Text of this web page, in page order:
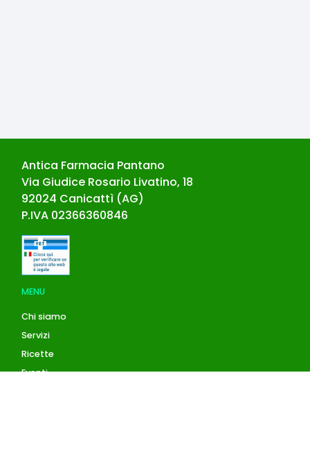
Antica Farmacia Pantano
Via Giudice Rosario Livatino, 18
92024 Canicattì (AG)
P.IVA 02366360846
MENU
Chi siamo
Servizi
Ricette
Eventi